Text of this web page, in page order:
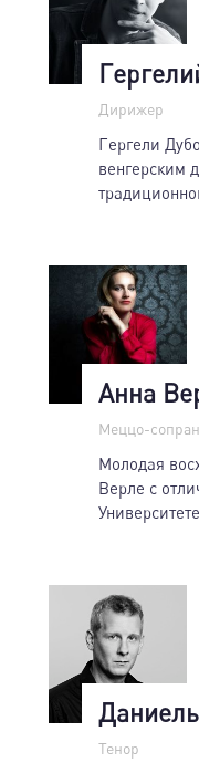
Дирижер
Гергели
венгерским
Анна
Меццо-
Молодая
Верле с
Тенор